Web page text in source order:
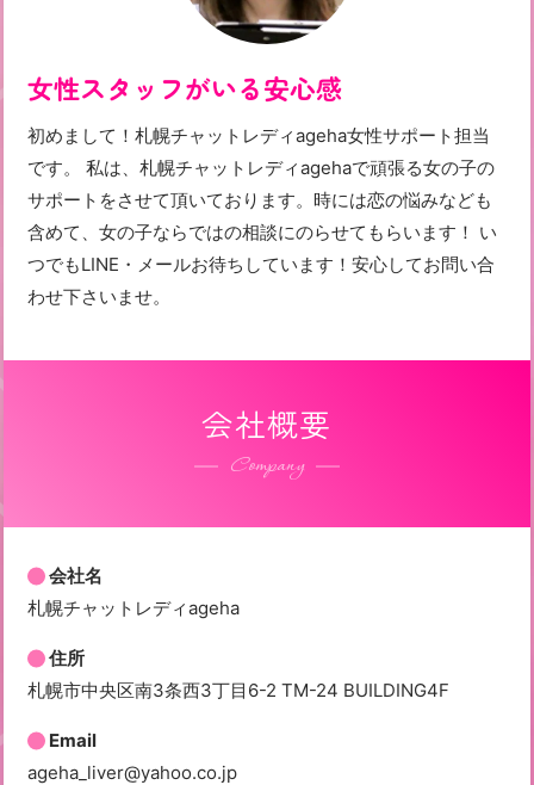
女性スタッフがいる安心感
初めまして！札幌チャットレディageha女性サポート担当
です。 私は、札幌チャットレディagehaで頑張る女の子の
サポートをさせて頂いております。時には恋の悩みなども
含めて、女の子ならではの相談にのらせてもらいます！ い
つでもLINE・メールお待ちしています！安心してお問い合
わせ下さいませ。
会社概要
Company
会社名
札幌チャットレディageha
住所
札幌市中央区南3条西3丁目6-2 TM-24 BUILDING4F
Email
ageha_liver@yahoo.co.jp